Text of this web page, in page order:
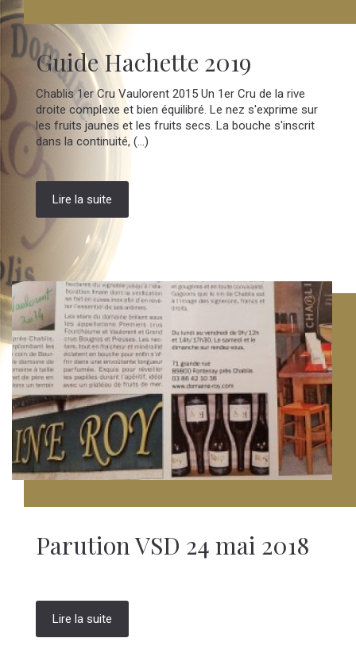
Guide Hachette 2019
Chablis 1er Cru Vaulorent 2015 Un 1er Cru de la rive
droite complexe et bien équilibré. Le nez s'exprime sur
les fruits jaunes et les fruits secs. La bouche s'inscrit
dans la continuité, (...)
Lire la suite
Parution VSD 24 mai 2018
Lire la suite